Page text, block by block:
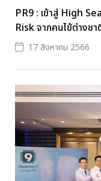
PR9 : เข้าสู่ High
Risk จากคนไข้ต่างช
17 สิงหาคม 2566